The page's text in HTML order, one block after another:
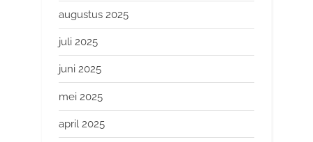
augustus 2025
juli 2025
juni 2025
mei 2025
april 2025